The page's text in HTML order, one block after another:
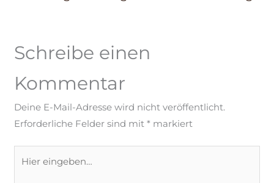
Schreibe einen
Kommentar
Deine E-Mail-Adresse wird nicht veröffentlicht.
Erforderliche Felder sind mit* markiert
eingeben…